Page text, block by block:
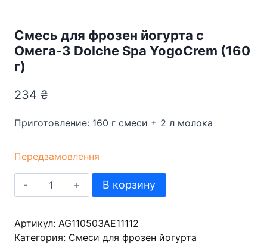
Смесь для фрозен йогурта с
Омега-3 Dolche Spa YogoCrem (160
г)
234 ₴
Приготовление: 160 г смеси + 2 л молока
Передзамовлення
Количество
товара
для
фрозен
В корзину
Артикул: AG110503АЕ11112
Категория: Смеси для фрозен йогурта